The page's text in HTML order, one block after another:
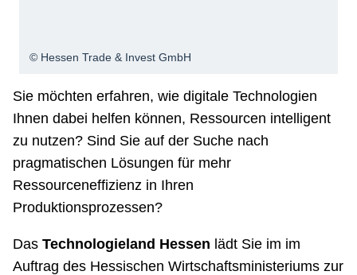
© Hessen Trade & Invest GmbH
Sie möchten erfahren, wie digitale Technologien
Ihnen dabei helfen können, Ressourcen intelligent
zu nutzen? Sind Sie auf der Suche nach
pragmatischen Lösungen für mehr
Ressourceneffizienz in Ihren
Produktionsprozessen?
Das Technologieland Hessen lädt Sie im im
Auftrag des Hessischen Wirtschaftsministeriums zur